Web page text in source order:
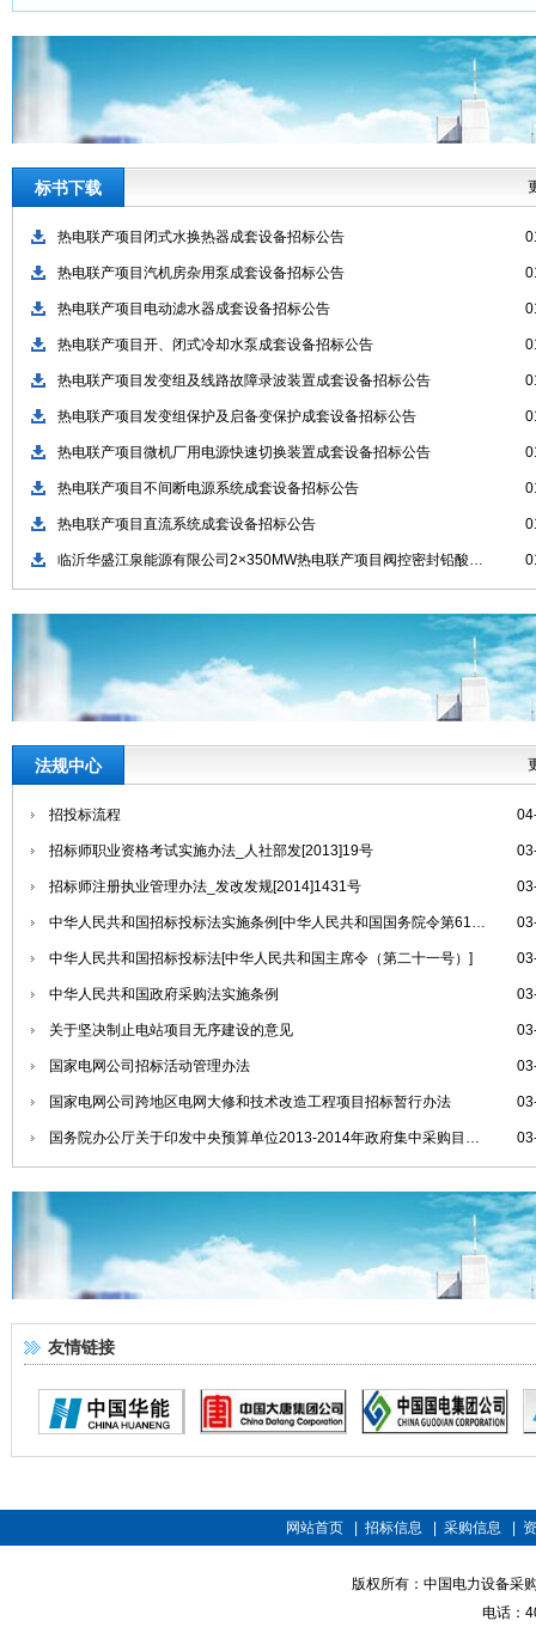
标书下载
热电联产项目闭式水换热器成套设备招标公告
热电联产项目汽机房杂用泵成套设备招标公告
热电联产项目电动滤水器成套设备招标公告
热电联产项目开、闭式冷却水泵成套设备招标公告
热电联产项目发变组及线路故障录波装置成套设备招标公告
热电联产项目发变组保护及启备变保护成套设备招标公告
热电联产项目微机厂用电源快速切换装置成套设备招标公告
热电联产项目不间断电源系统成套设备招标公告
热电联产项目直流系统成套设备招标公告
临沂华盛江泉能源有限公司2×350MW热电联产项目阀控密封铅酸蓄电池成套设备采购招标公告
法规中心
招投标流程
招标师职业资格考试实施办法_人社部发[2013]19号
招标师注册执业管理办法_发改发规[2014]1431号
中华人民共和国招标投标法实施条例[中华人民共和国国务院令第613号]
中华人民共和国招标投标法[中华人民共和国主席令（第二十一号）]
中华人民共和国政府采购法实施条例
关于坚决制止电站项目无序建设的意见
国家电网公司招标活动管理办法
国家电网公司跨地区电网大修和技术改造工程项目招标暂行办法
国务院办公厅关于印发中央预算单位2013-2014年政府集中采购目录及标准的通知
友情链接
网站首页 招标信息 采购信息
版权所有：中国电力设备采
电话：